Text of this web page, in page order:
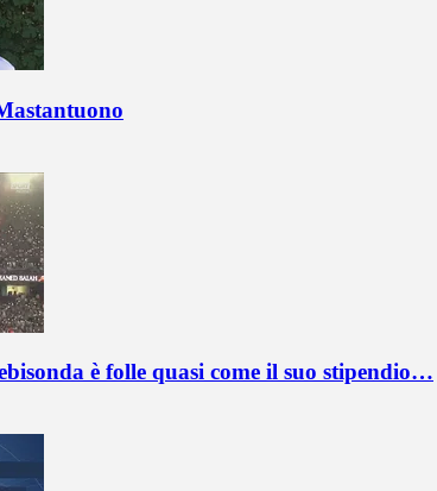
è folle quasi come il suo stipendio…